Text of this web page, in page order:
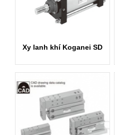
Xy lanh khí Koganei SD